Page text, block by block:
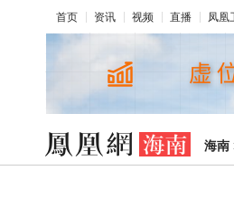
首页 资讯 视频 直播 凤凰
海南